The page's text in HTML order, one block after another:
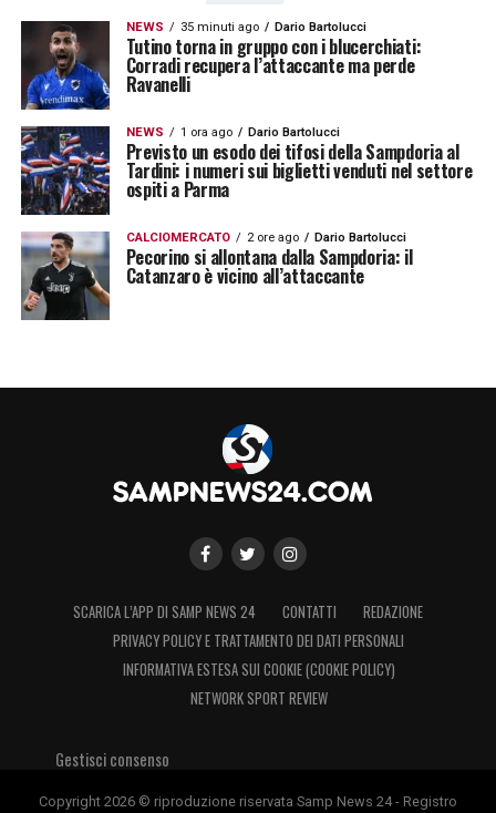
LA PLAYLIST DELLE NOSTRE TOP NEWS
NEWS 35 minuti ago Dario Bartolucci
Tutino torna in gruppo con i blucerchiati:
Corradi recupera l’attaccante ma perde
Ravanelli
NEWS 1 ora ago Dario Bartolucci
Previsto un esodo dei tifosi della Sampdoria al
Tardini: i numeri sui biglietti venduti nel settore
ospiti a Parma
CALCIOMERCATO 2 ore ago Dario Bartolucci
Pecorino si allontana dalla Sampdoria: il
Catanzaro è vicino all’attaccante
SCARICA L’APP DI SAMP NEWS 24 CONTATTI
REDAZIONE
PRIVACY POLICY E TRATTAMENTO DEI DATI PERSONALI
INFORMATIVA ESTESA SUI COOKIE (COOKIE POLICY)
NETWORK SPORT REVIEW
Gestisci consenso
Copyright 2026 © riproduzione riservata Samp News 24 - Registro